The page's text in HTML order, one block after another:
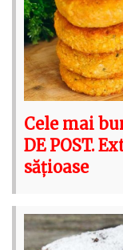
Cele mai
DE POST.
sățioase